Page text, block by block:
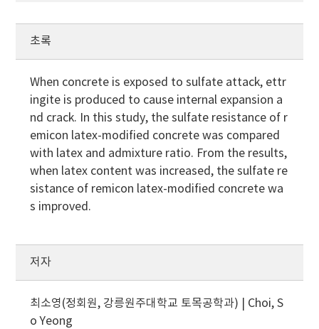
초록
When concrete is exposed to sulfate attack, ettr
ingite is produced to cause internal expansion a
nd crack. In this study, the sulfate resistance of r
emicon latex-modified concrete was compared
with latex and admixture ratio. From the results,
when latex content was increased, the sulfate re
sistance of remicon latex-modified concrete wa
s improved.
저자
최소영(정회원, 강릉원주대학교 토목공학과) | Choi, S
o Yeong